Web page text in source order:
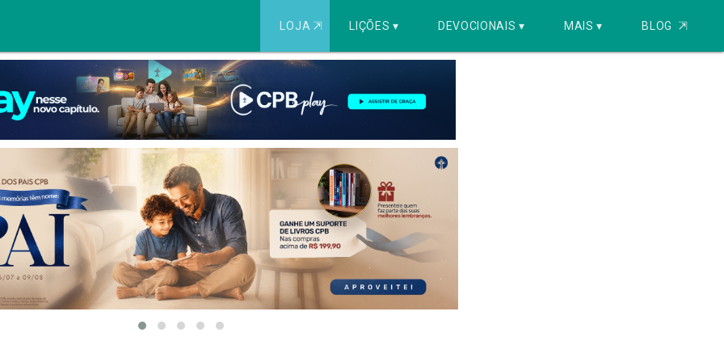
LOJA ⇱ LIÇÕES ▾ DEVOCIONAIS ▾ MAIS ▾ BLOG ⇱